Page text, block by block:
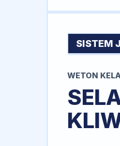
SISTEM
WETON